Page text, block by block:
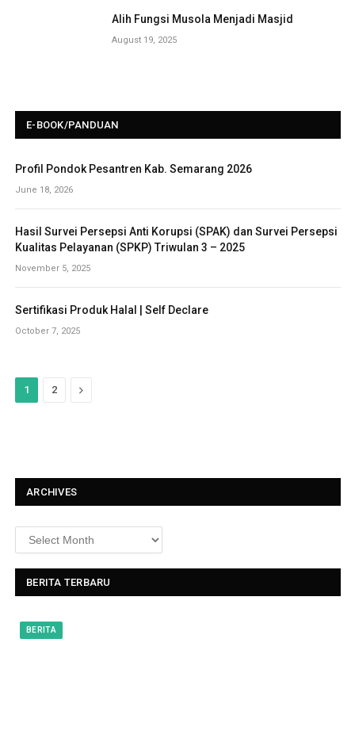
Alih Fungsi Musola Menjadi Masjid
August 19, 2025
E-BOOK/PANDUAN
Profil Pondok Pesantren Kab. Semarang 2026
June 18, 2026
Hasil Survei Persepsi Anti Korupsi (SPAK) dan Survei Persepsi
Kualitas Pelayanan (SPKP) Triwulan 3 – 2025
November 5, 2025
Sertifikasi Produk Halal | Self Declare
October 7, 2025
1 2
N
ARCHIVES
BERITA TERBARU
BERITA